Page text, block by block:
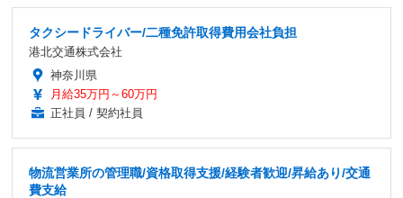
タクシードライバー/二種免許取得費用会社負担
港北交通株式会社
神奈川県
月給35万円～60万円
正社員 / 契約社員
物流営業所の管理職/資格取得支援/経験者歓迎/昇給あり/交通
費支給